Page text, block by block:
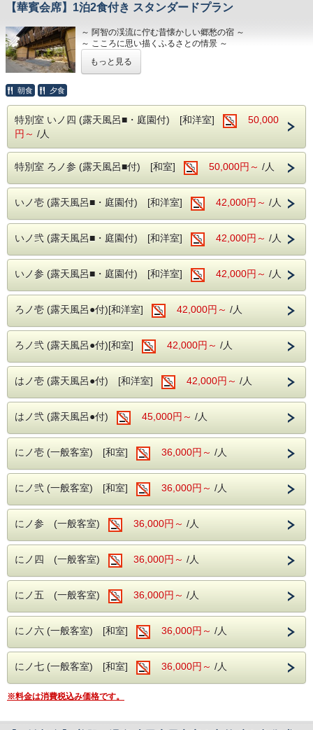
【華賓会席】1泊2食付き スタンダードプラン
～ 阿智の渓流に佇む昔懐かしい郷愁の宿 ～
～ こころに思い描くふるさとの情景 ～
玄竹の魅力が詰まった2食付きのスタンダードプランになり
・1階の「い・ろ・は」の各客室には、全室露天風呂付でプ
室を2間以上でのんびりと
【食事】
『華賓会席』～季節の美しさを表現し旬の素材を活かした贅
沢な創作和食～
・朝食
『癒し朝御膳』～地元食材を中心に爽やかな朝を迎える～
※夕朝ともに食事処でのご提供（一部個室あり）
お客様へ繊細に調理された料理を存分にご堪能いただき、
至福のひとときをお約束いたします。
※その他お食事内容やご不明な点がある場合はお気軽に当館
にお問い合わせください。
ご宿泊当日にお申し出の場合はご対応出来かねますので、
※お飲み物代は別途料金発生いたします。
※食事・布団不要な乳児様がおられる場合（0歳2,200円が
別途必要です）
【玄竹の湯】
≪肌に嬉しい湯ヂカラが昼神温泉にはございます≫
・肌蘇る国内屈指の極上『美肌の湯』昼神温泉（PH9.7）
・強アルカリ性泉質で素肌を磨き滑らか
※加温循環式を使用しております。
【館内施設】
大正浪漫の趣が漂うロビーには、重厚な木製家具や繊細な調
どこか懐かしい温もりが感じられます。大きな窓辺の席から
四季折々の景色を眺めながら、ゆったりとした時間をお過ご
しいただけます。
り、
静かなロビーで余韻に浸ったりと、心ほどける大人のくつろ
ぎをお楽しみください。
■送迎サービスについて
※最寄りの送迎可能場所まではお客様ご自身でご移動お願い
いたします※
東京・名古屋・大阪などから高速バスまたは電車をご利用の
お客様につきましては、
以下の場所まで送迎サービスをしております。（要事前予約
宿泊日3日前まで）
＜送迎可能場所＞
飯田駅 伊賀良（高速バス停） 阿智PA（上下） 昼神温
もっと見る
朝食 夕食
特別室 いノ四 (露天風呂■・庭園付) [和洋室]
50,000
円～ /人
特別室 ろノ参 (露天風呂■付) [和室] 50,000円～ /人
いノ壱 (露天風呂■・庭園付) [和洋室] 42,000円～ /人
いノ弐 (露天風呂■・庭園付) [和洋室] 42,000円～ /人
いノ参 (露天風呂■・庭園付) [和洋室] 42,000円～ /人
ろノ壱 (露天風呂●付)[和洋室] 42,000円～ /人
ろノ弐 (露天風呂●付)[和室] 42,000円～ /人
はノ壱 (露天風呂●付) [和洋室] 42,000円～ /人
はノ弐 (露天風呂●付) 45,000円～ /人
にノ壱 (一般客室) [和室] 36,000円～ /人
にノ弐 (一般客室) [和室] 36,000円～ /人
にノ参 (一般客室) 36,000円～ /人
にノ四 (一般客室) 36,000円～ /人
にノ五 (一般客室) 36,000円～ /人
にノ六 (一般客室) [和室] 36,000円～ /人
にノ七 (一般客室) [和室] 36,000円～ /人
※料金は消費税込み価格です。